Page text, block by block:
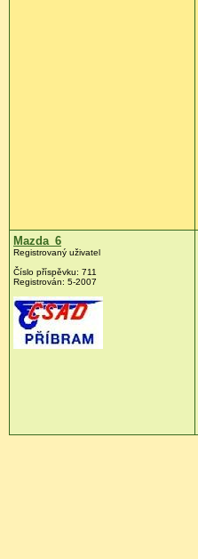
Mazda_6
Registrovaný uživatel
Číslo příspěvku: 711
Registrován: 5-2007